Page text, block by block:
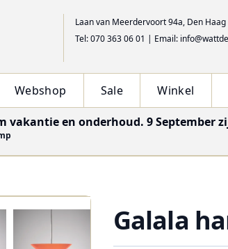
Laan van Meerdervoort 94a, Den Haag
Tel: 070 363 06 01 | Email:
Webshop Sale Winkel
vakantie en onderhoud. 9 September
Galala